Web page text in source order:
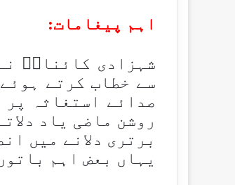
اہم پیغامات:
شہزادی کائناتؑ
سے خطاب کرتے
صدائے استغاثہ
روشن ماضی یاد
برتری دلانے میں
یہاں بعض اہم